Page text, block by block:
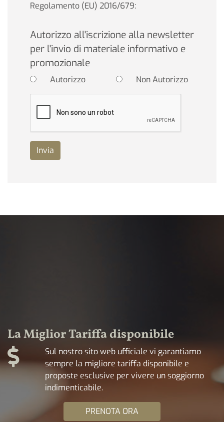
Regolamento (EU) 2016/679:
Autorizzo all'iscrizione alla newsletter
per l'invio di materiale informativo e
promozionale
Autorizzo Non Autorizzo
Invia
La Miglior Tariffa disponibile
Sul nostro sito web ufficiale vi garantiamo
sempre la migliore tariffa disponibile e
proposte esclusive per vivere un soggiorno
indimenticabile.
PRENOTA ORA